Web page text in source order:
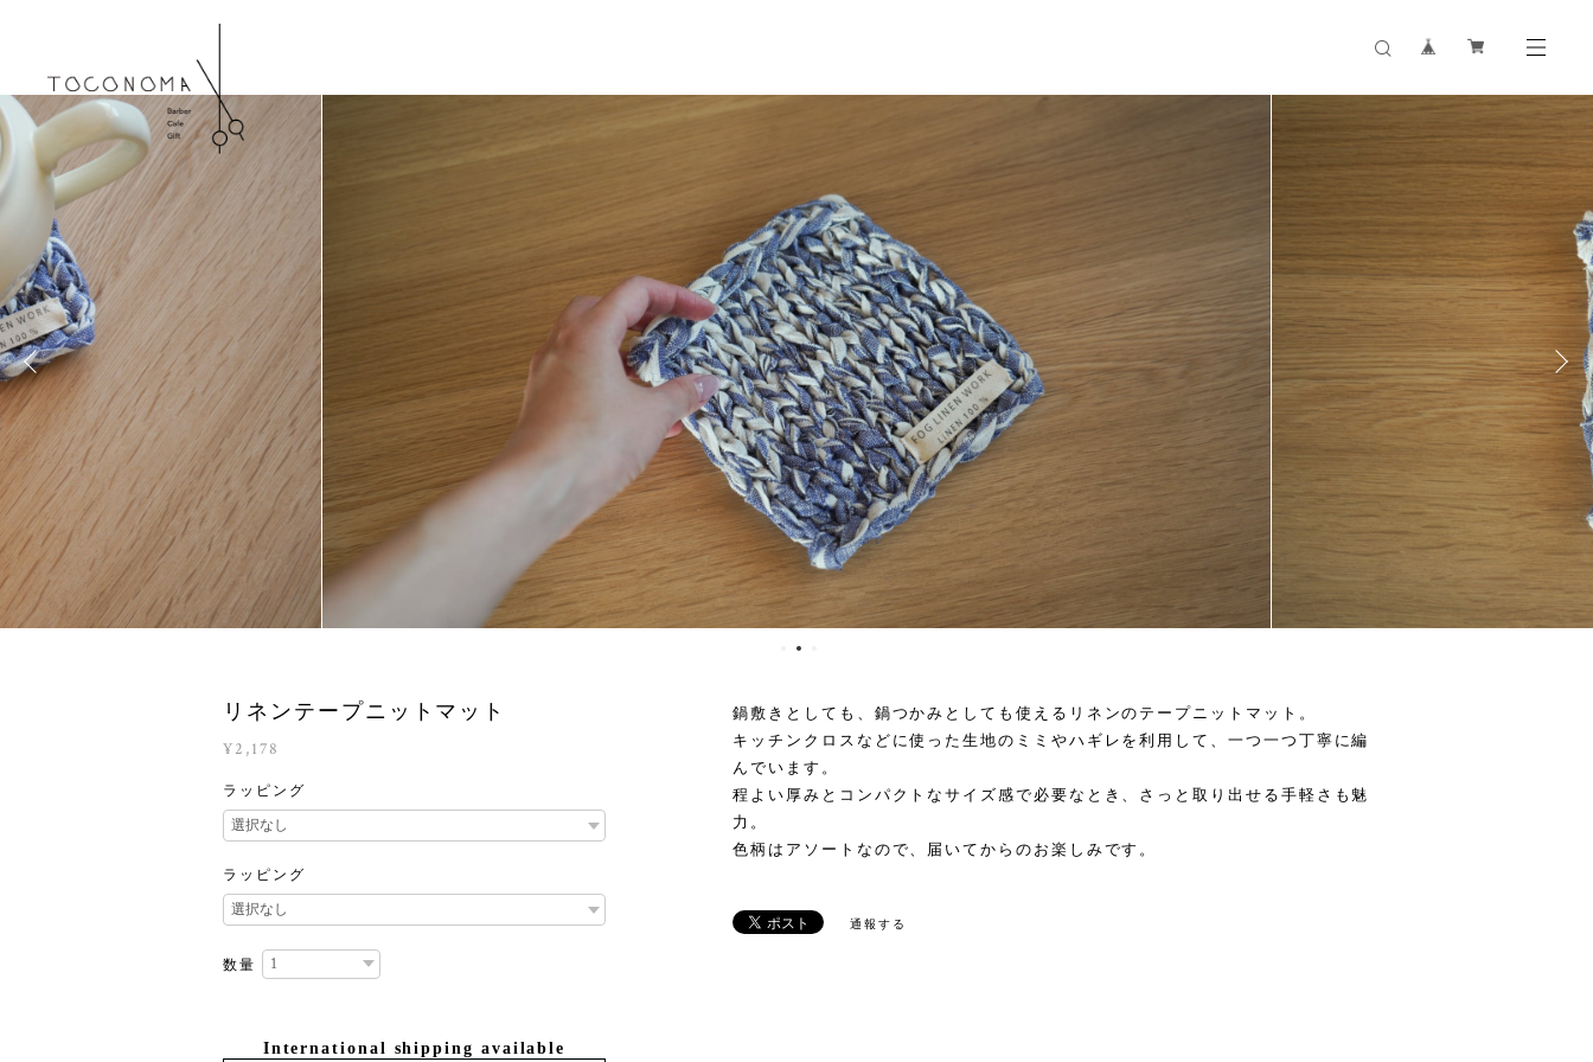
リネンテープニットマット
¥2,178
ラッピング
ラッピング
数量
International shipping available
鍋敷きとしても、鍋つかみとしても使えるリネンのテープニットマット。
キッチンクロスなどに使った生地のミミやハギレを利用して、一つ一つ丁寧に編
んでいます。
程よい厚みとコンパクトなサイズ感で必要なとき、さっと取り出せる手軽さも魅
力。
色柄はアソートなので、届いてからのお楽しみです。
通報する